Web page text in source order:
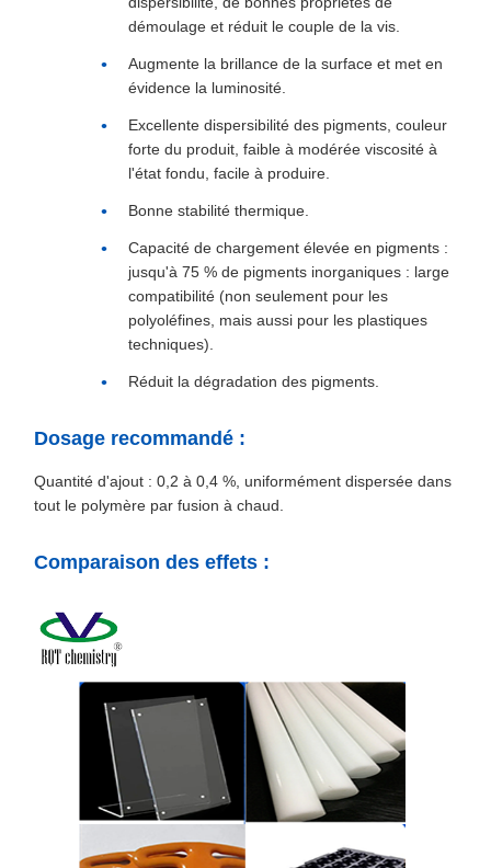
démoulage et réduit le couple de la vis.
Augmente la brillance de la surface et met en
évidence la luminosité.
Excellente dispersibilité des pigments, couleur
forte du produit, faible à modérée viscosité à
l'état fondu, facile à produire.
Bonne stabilité thermique.
Capacité de chargement élevée en pigments :
jusqu'à 75 % de pigments inorganiques : large
compatibilité (non seulement pour les
polyoléfines, mais aussi pour les plastiques
techniques).
Réduit la dégradation des pigments.
Dosage recommandé :
Quantité d'ajout : 0,2 à 0,4 %, uniformément dispersée dans
tout le polymère par fusion à chaud.
Comparaison des effets :